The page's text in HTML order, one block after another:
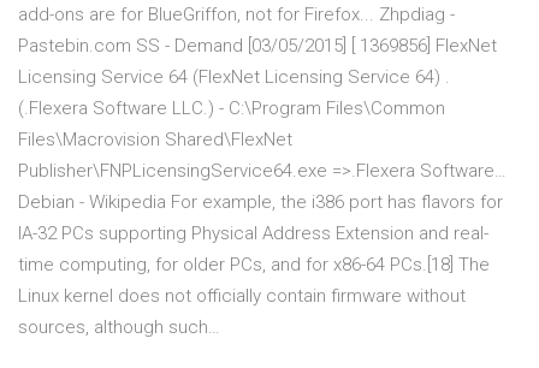
add-ons are for BlueGriffon, not for Firefox... Zhpdiag -
Pastebin.com SS - Demand [03/05/2015] [ 1369856] FlexNet
Licensing Service 64 (FlexNet Licensing Service 64) .
(.Flexera Software LLC.) - C:\Program Files\Common
Files\Macrovision Shared\FlexNet
Publisher\FNPLicensingService64.exe =>.Flexera Software…
Debian - Wikipedia For example, the i386 port has flavors for
IA-32 PCs supporting Physical Address Extension and real-
time computing, for older PCs, and for x86-64 PCs.[18] The
Linux kernel does not officially contain firmware without
sources, although such…